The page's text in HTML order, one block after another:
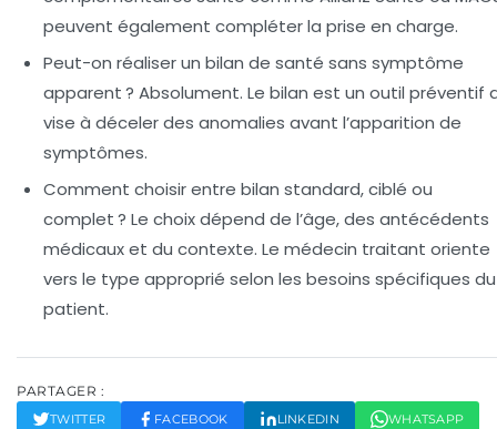
peuvent également compléter la prise en charge.
Peut-on réaliser un bilan de santé sans symptôme
apparent ? Absolument. Le bilan est un outil préventif
vise à déceler des anomalies avant l’apparition de
symptômes.
Comment choisir entre bilan standard, ciblé ou
complet ? Le choix dépend de l’âge, des antécédents
médicaux et du contexte. Le médecin traitant oriente
vers le type approprié selon les besoins spécifiques du
patient.
PARTAGER :
TWITTER FACEBOOK LINKEDIN WHATSAPP